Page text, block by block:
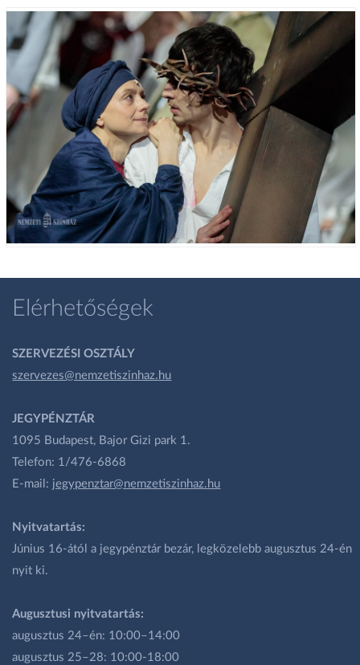
Elérhetőségek
SZERVEZÉSI OSZTÁLY
szervezes@nemzetiszinhaz.hu
JEGYPÉNZTÁR
1095 Budapest, Bajor Gizi park 1.
Telefon: 1/476-6868
E-mail: jegypenztar@nemzetiszinhaz.hu
Nyitvatartás:
Június 16-ától a jegypénztár bezár, legközelebb augusztus 24-én
nyit ki.
Augusztusi nyitvatartás:
augusztus 24–én: 10:00–14:00
augusztus 25–28: 10:00-18:00